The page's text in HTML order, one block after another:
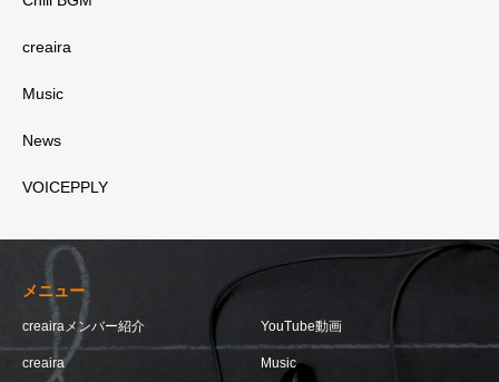
creaira
Music
News
VOICEPPLY
メニュー
creairaメンバー紹介 YouTube動画
creaira Music